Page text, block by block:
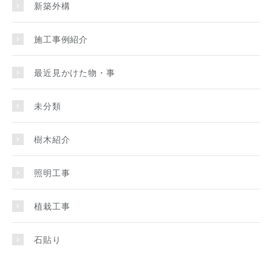
新築外構
施工事例紹介
最近見かけた物・事
未分類
樹木紹介
照明工事
植栽工事
石貼り